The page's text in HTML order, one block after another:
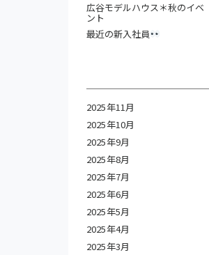
広谷モデルハウス＊秋のイベ
ント
最近の新入社員
2025年11月
2025年10月
2025年9月
2025年8月
2025年7月
2025年6月
2025年5月
2025年4月
2025年3月